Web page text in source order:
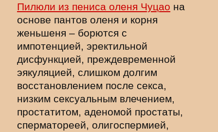
Пилюли из пениса оленя Чуцао на
основе пантов оленя и корня
женьшеня – борются с
импотенцией, эректильной
дисфункцией, преждевременной
эякуляцией, слишком долгим
восстановлением после секса,
низким сексуальным влечением,
простатитом, аденомой простаты,
сперматореей, олигоспермией,